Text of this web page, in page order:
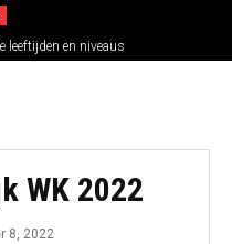
leeftijden en niveaus
WK 2022
8, 2022